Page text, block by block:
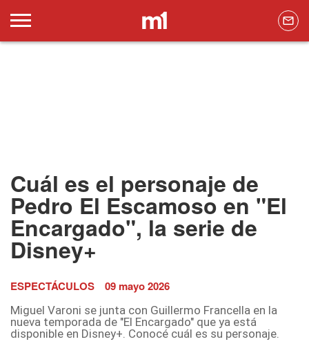
Cuál es el personaje de
Pedro El Escamoso en "El
Encargado", la serie de
Disney+
ESPECTÁCULOS 09 mayo 2026
Miguel Varoni se junta con Guillermo Francella en la
nueva temporada de "El Encargado" que ya está
disponible en Disney+. Conocé cuál es su personaje.